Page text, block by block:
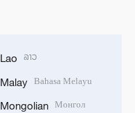
Lao ລາວ
Malay Bahasa Melayu
Mongolian Монгол